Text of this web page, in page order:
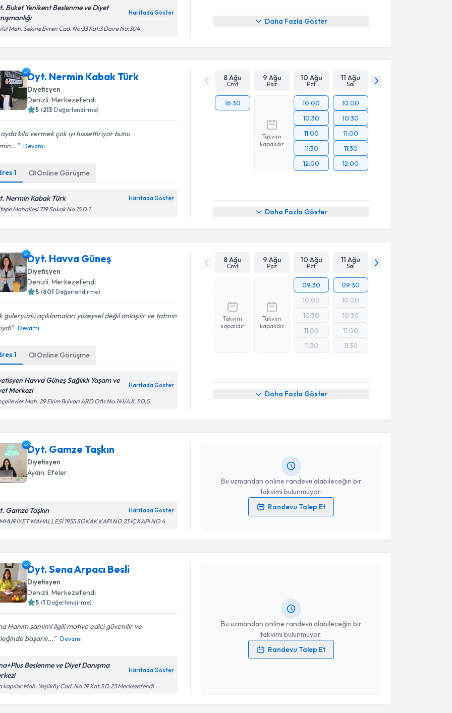
Buket Yenikent Beslenme ve Diyet
Haritada Göster
Mah. Sekine Evren Cad. No:33 Kat:3 Daire No:304
Daha Fazla Göster
Dyt. Nermin Kabak Türk
Diyetisyen
Denizli , Merkezefendi
5 (213 Değerlendirme)
kilo vermek çok iyi hissettiriyor bunu
Devamı
1 Online Görüşme
Nermin Kabak Türk Haritada Göster
Mahallesi 719 Sokak No:15 D:1
8 Ağu
Cmt
9 Ağu
Paz
10 Ağu
Pzt
11 Ağu
Sal
16:30
Takvim
kapalıdır
10:00
10:30
11:00
11:30
12:00
10:00
10:30
11:00
11:30
12:00
Daha Fazla Göster
Dyt. Havva Güneş
Diyetisyen
Denizli, Merkezefendi
5 (601 Değerlendirme)
güleryüzlü açıklamaları yüzeysel değil anlaşılır ve tatmin
Devamı
1 Online Görüşme
Havva Güneş Sağlıklı Yaşam ve
Merkezi
Haritada Göster
Mah. 29 Ekim Bulvarı ARD Ofis No:141/A K:3 D:5
8 Ağu
Cmt
9 Ağu
Paz
10 Ağu
Pzt
11 Ağu
Sal
Takvim
kapalıdır
Takvim
kapalıdır
09:30
10:00
10:30
11:00
11:30
09:30
10:00
10:30
11:00
11:30
Daha Fazla Göster
Dyt. Gamze Taşkın
Diyetisyen
Aydın, Efeler
Gamze Taşkın Haritada Göster
MAHALLESİ 1955 SOKAK KAPI NO 23 İÇ KAPI NO 4
Bu uzmandan online randevu alabileceğin bir
takvimi bulunmuyor.
Randevu Talep Et
Randevu Takvimi Talebi
Kişisel verilerimin işlenmesine ilişkinAydınlatma Metni
işlenmesini kabul ediyorum.
Dyt. Sena Arpacı Besli
Diyetisyen
Denizli, Merkezefendi
5 (1 Değerlendirme)
Hanım samimi ilgili motive edici güvenilir ve
başarılı...
Devamı
Beslenme ve Diyet Danışma
Haritada Göster
kapılar Mah. Yeşilköy Cad. No:19 Kat:3 D:23 Merkezefendi
Bu uzmandan online randevu alabileceğin bir
takvimi bulunmuyor.
Randevu Talep Et
Kişisel verilerimin işlenmesine ilişkinAydınlatma Metni